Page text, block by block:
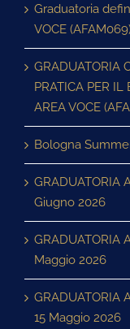
Graduatoria
VOCE
GRADUATORIA
PRATICA PER
AREA VOCE
Bologna
GRADUATORIA
Giugno 2026
GRADUATORIA
Maggio 2026
GRADUATORIA
15 Maggio 2026